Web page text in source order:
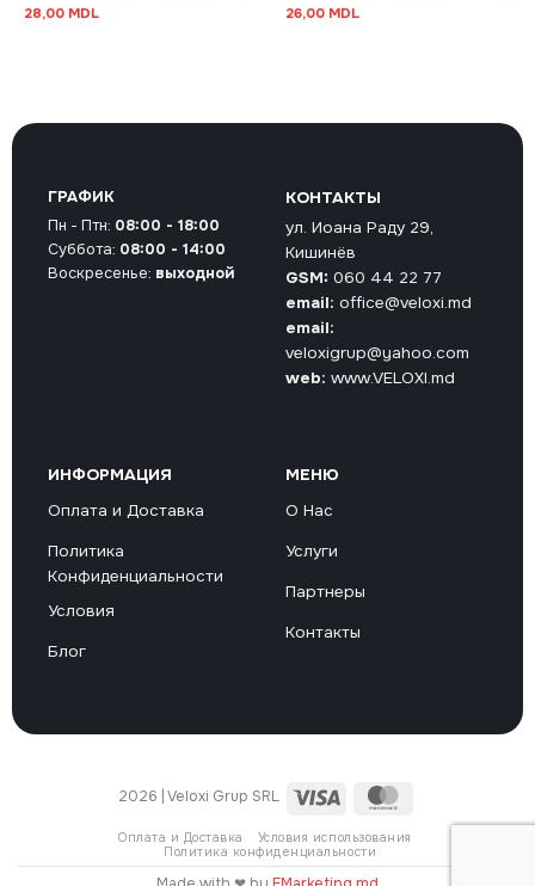
28,00 MDL
26,00 MDL
КОНТАКТЫ
ул. Иоана Раду 29,
Кишинёв
GSM: 060 44 22 77
email: office@veloxi.md
email:
veloxigrup@yahoo.com
web: www.VELOXI.md
ИНФОРМАЦИЯ
Оплата и Доставка
Политика
Конфиденциальности
Условия
Блог
МЕНЮ
О Нас
Услуги
Партнеры
Контакты
ГРАФИК
Пн - Птн: 08:00 - 18:00
Суббота: 08:00 - 14:00
Воскресенье: выходной
2026 | Veloxi Grup SRL Visa
Оплата и Доставка
Условия использования
Политика конфиденциальности